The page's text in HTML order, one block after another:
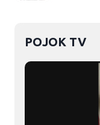
POJOK TV